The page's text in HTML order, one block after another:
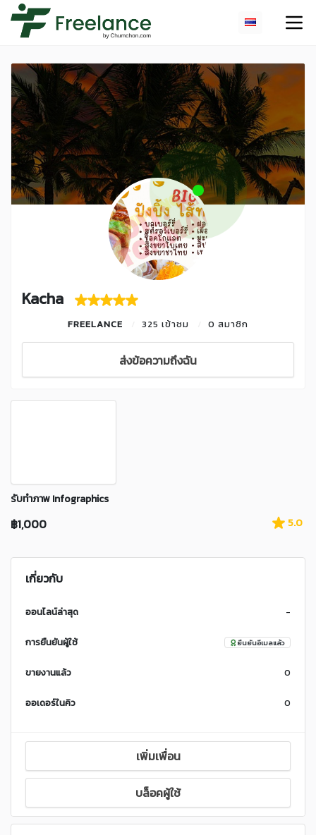
Kacha
FREELANCE 325 เข้าชม 0 สมาชิก
ส่งข้อความถึงฉัน
รับทำภาพ Infographics
฿1,000 5.0
เกี่ยวกับ
ออนไลน์ล่าสุด -
การยืนยันผู้ใช้ ยืนยันอีเมลแล้ว
ขายงานแล้ว 0
ออเดอร์ในคิว 0
เพิ่มเพื่อน
บล็อคผู้ใช้